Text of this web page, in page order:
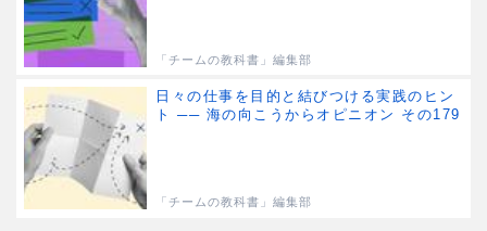
「チームの教科書」編集部
日々の仕事を目的と結びつける実践のヒン
ト ── 海の向こうからオピニオン その179
「チームの教科書」編集部